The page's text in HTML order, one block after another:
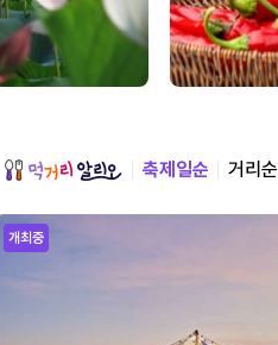
축제일순 거리순
개최중